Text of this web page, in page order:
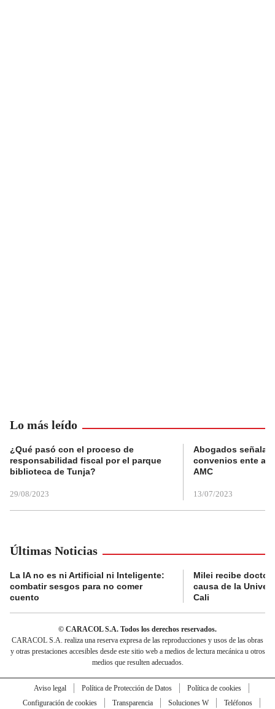
Lo más leído
¿Qué pasó con el proceso de
responsabilidad fiscal por el parque
biblioteca de Tunja?
29/08/2023
Abogados
convenios ente
AMC
13/07/2023
Últimas Noticias
La IA no es ni Artificial ni Inteligente:
combatir sesgos para no comer
cuento
Milei recibe
causa de la
Cali
© CARACOL S.A. Todos los derechos reservados.
CARACOL S.A. realiza una reserva expresa de las reproducciones y usos de las obras
y otras prestaciones accesibles desde este sitio web a medios de lectura mecánica u otros
medios que resulten adecuados.
Aviso legal Política de Protección de Datos
Política de cookies
Configuración de cookies
Transparencia Soluciones W
Teléfonos